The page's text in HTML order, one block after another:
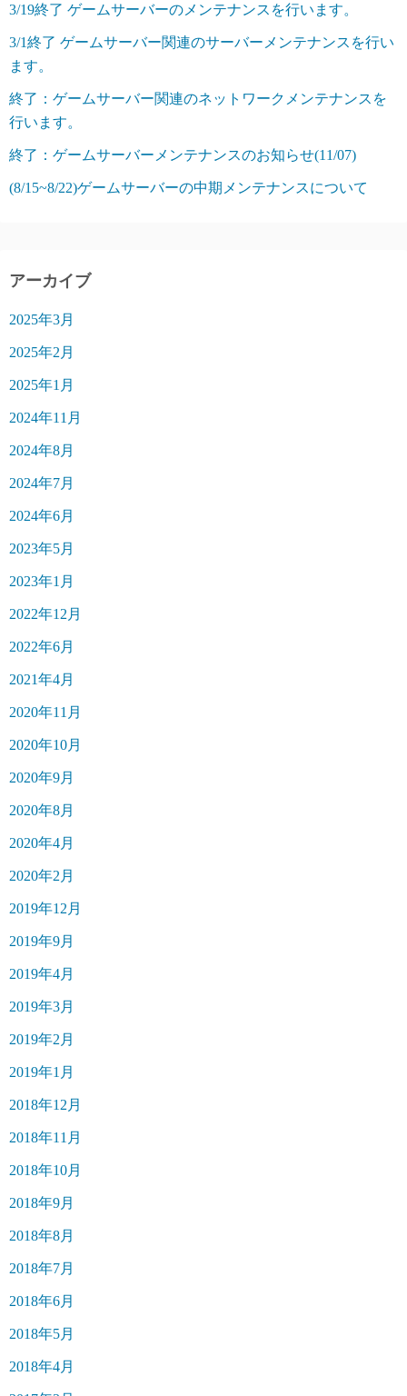
3/19終了 ゲームサーバーのメンテナンスを行います。
3/1終了 ゲームサーバー関連のサーバーメンテナンスを行い
ます。
終了：ゲームサーバー関連のネットワークメンテナンスを
行います。
終了：ゲームサーバーメンテナンスのお知らせ(11/07)
(8/15~8/22)ゲームサーバーの中期メンテナンスについて
アーカイブ
2025年3月
2025年2月
2025年1月
2024年11月
2024年8月
2024年7月
2024年6月
2023年5月
2023年1月
2022年12月
2022年6月
2021年4月
2020年11月
2020年10月
2020年9月
2020年8月
2020年4月
2020年2月
2019年12月
2019年9月
2019年4月
2019年3月
2019年2月
2019年1月
2018年12月
2018年11月
2018年10月
2018年9月
2018年8月
2018年7月
2018年6月
2018年5月
2018年4月